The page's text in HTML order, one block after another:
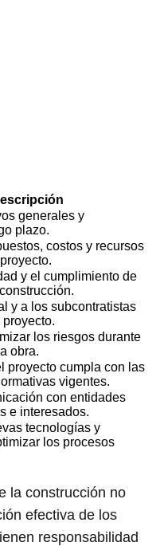
generales y
plazo.
costos y recursos
y el cumplimiento de
y a los subcontratistas
los riesgos durante
obra.
proyecto cumpla con las
vigentes.
con entidades
e interesados.
tecnologías y
los procesos
la construcción no
efectiva de los
responsabilidad